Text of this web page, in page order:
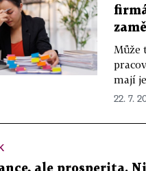
Může
mají
22. 7.
ale prosperita.